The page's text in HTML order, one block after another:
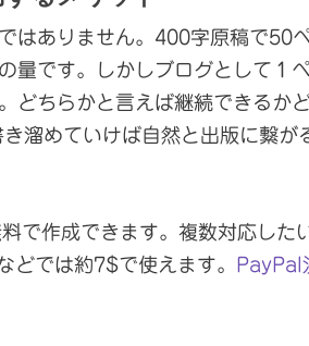
はありません。400字原稿で50
量です。しかしブログとして１
どちらかと言えば継続できるか
溜めていけば自然と出版に繋が
で作成できます。複数対応した
どでは約7$で使えます。 PayPal